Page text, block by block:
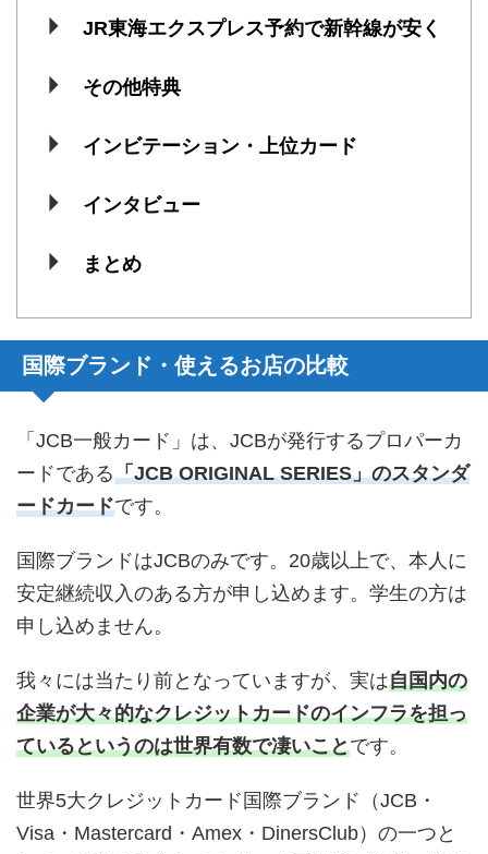
JR東海エクスプレス予約で新幹線が安く
その他特典
インビテーション・上位カード
インタビュー
まとめ
国際ブランド・使えるお店の比較
「JCB一般カード」は、JCBが発行するプロパーカ
ードである「JCB ORIGINAL SERIES」のスタンダ
ードカードです。
国際ブランドはJCBのみです。20歳以上で、本人に
安定継続収入のある方が申し込めます。学生の方は
申し込めません。
我々には当たり前となっていますが、実は自国内の
企業が大々的なクレジットカードのインフラを担っ
ているというのは世界有数で凄いことです。
世界5大クレジットカード国際ブランド（JCB・
Visa・Mastercard・Amex・DinersClub）の一つと